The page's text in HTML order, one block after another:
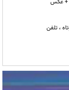
+ عکس
، تلفن